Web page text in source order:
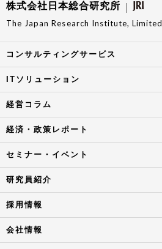
株式会社日本総合研究所
The Japan Research Institute, Limited
コンサルティングサービス
ITソリューション
経営コラム
経済・政策レポート
セミナー・イベント
研究員紹介
採用情報
会社情報